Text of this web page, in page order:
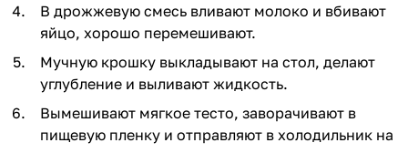
В дрожжевую смесь вливают молоко и вбивают
яйцо, хорошо перемешивают.
Мучную крошку выкладывают на стол, делают
углубление и выливают жидкость.
Вымешивают мягкое тесто, заворачивают в
пищевую пленку и отправляют в холодильник на